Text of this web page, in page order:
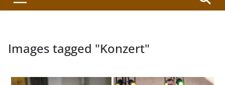
Images tagged "Konzert"